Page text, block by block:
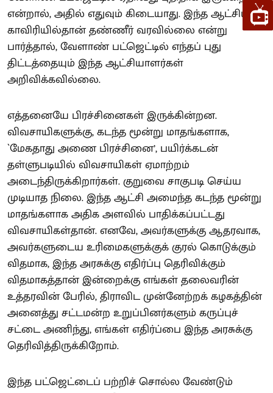
என்றால், அதில் எதுவும் கிடையாது. இந்த ஆட்சியில்
காவிரியில்தான் தண்ணீர் வரவில்லை என்று
பார்த்தால், வேளாண் பட்ஜெட்டில் எந்தப் புது
திட்டத்தையும் இந்த ஆட்சியாளர்கள்
அறிவிக்கவில்லை.
எத்தனையே பிரச்சினைகள் இருக்கின்றன.
விவசாயிகளுக்கு, கடந்த மூன்று மாதங்களாக,
`மேகதாது அணை பிரச்சினை’, பயிர்க்கடன்
தள்ளுபடியில் விவசாயிகள் ஏமாற்றம்
அடைந்திருக்கிறார்கள். குறுவை சாகுபடி செய்ய
முடியாத நிலை. இந்த ஆட்சி அமைந்த கடந்த மூன்று
மாதங்களாக அதிக அளவில் பாதிக்கப்பட்டது
விவசாயிகள்தான். எனவே, அவர்களுக்கு ஆதரவாக,
அவர்களுடைய உரிமைகளுக்குக் குரல் கொடுக்கும்
விதமாக, இந்த அரசுக்கு எதிர்ப்பு தெரிவிக்கும்
விதமாகத்தான் இன்றைக்கு எங்கள் தலைவரின்
உத்தரவின் பேரில், திராவிட முன்னேற்றக் கழகத்தின்
அனைத்து சட்டமன்ற உறுப்பினர்களும் கருப்புச்
சட்டை அணிந்து, எங்கள் எதிர்ப்பை இந்த அரசுக்கு
தெரிவித்திருக்கிறோம்.
இந்த பட்ஜெட்டைப் பற்றிச் சொல்ல வேண்டும்